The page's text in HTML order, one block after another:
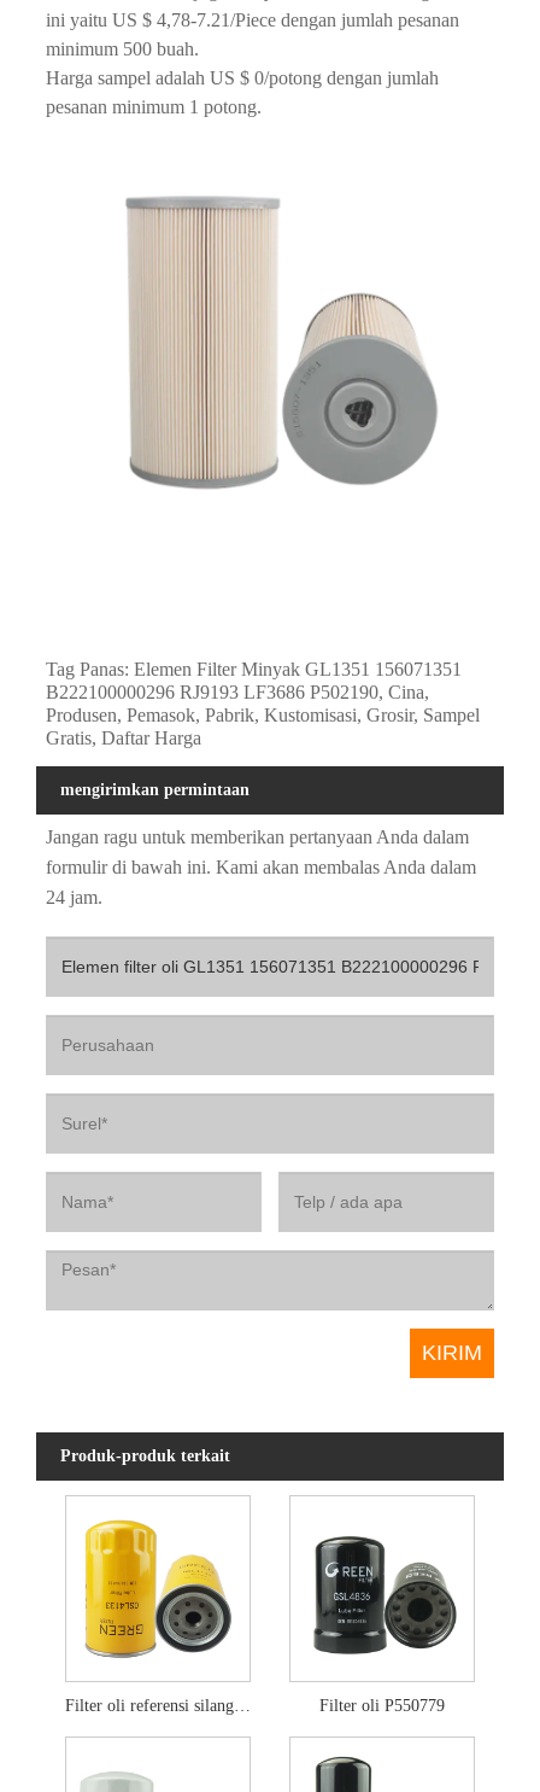
ini yaitu US $ 4,78-7.21/Piece dengan jumlah pesanan
minimum 500 buah.
Harga sampel adalah US $ 0/potong dengan jumlah
pesanan minimum 1 potong.
Tag Panas: Elemen Filter Minyak GL1351 156071351
B222100000296 RJ9193 LF3686 P502190, Cina,
Produsen, Pemasok, Pabrik, Kustomisasi, Grosir, Sampel
Gratis, Daftar Harga
mengirimkan permintaan
Jangan ragu untuk memberikan pertanyaan Anda dalam
formulir di bawah ini. Kami akan membalas Anda dalam
24 jam.
Produk-produk terkait
Filter oli referensi silang p502465 Filter oli P550779